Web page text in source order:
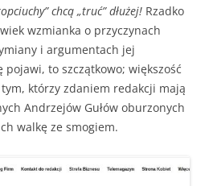
chcą „truć” dłużej! Rzadko
wzmianka o przyczynach
i argumentach jej
pojawi, to szczątkowo; większość
którzy zdaniem redakcji mają
Andrzejów Gułów oburzonych
walkę ze smogiem.